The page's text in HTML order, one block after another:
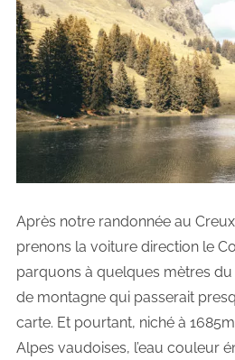
Après notre randonnée au
prenons la voiture direction le
parquons à quelques mètres
de montagne qui passerait
carte. Et pourtant, niché à
Alpes vaudoises, l’eau couleur